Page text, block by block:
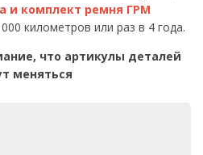
и комплект ремня ГРМ
километров или раз в 4 года.
что артикулы деталей
меняться